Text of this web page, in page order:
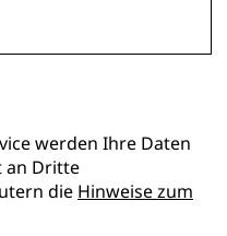
werden Ihre Daten
an Dritte
die Hinweise zum